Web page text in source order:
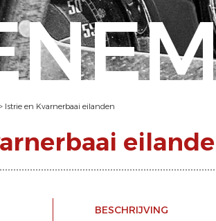
> Istrie en Kvarnerbaai eilanden
BESCHRIJVING